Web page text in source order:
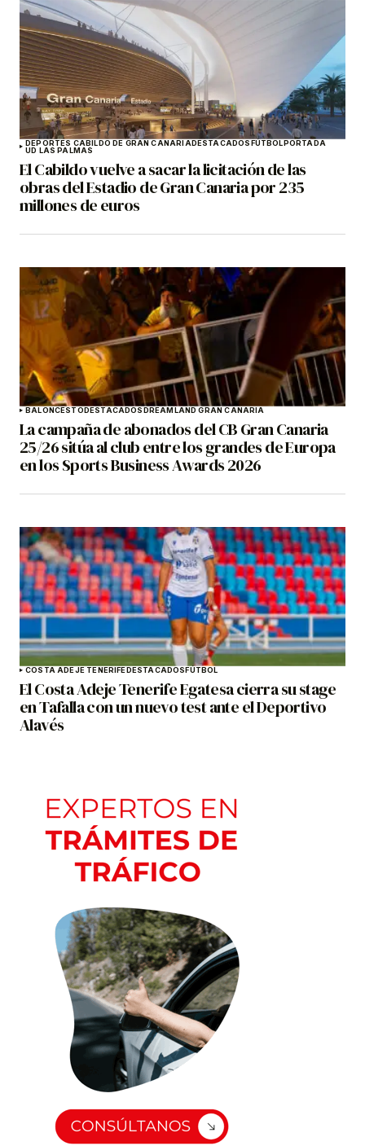
DEPORTES CABILDO DE GRAN CANARIADESTACADOSFÚTBOLPORTADA
UD LAS PALMAS
El Cabildo vuelve a sacar la licitación de las
obras del Estadio de Gran Canaria por 235
millones de euros
BALONCESTODESTACADOSDREAMLAND GRAN CANARIA
La campaña de abonados del CB Gran Canaria
25/26 sitúa al club entre los grandes de Europa
en los Sports Business Awards 2026
COSTA ADEJE TENERIFEDESTACADOSFÚTBOL
El Costa Adeje Tenerife Egatesa cierra su stage
en Tafalla con un nuevo test ante el Deportivo
Alavés